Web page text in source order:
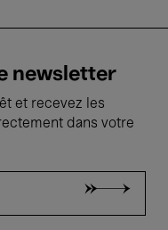
newsletter
et recevez les
dans votre